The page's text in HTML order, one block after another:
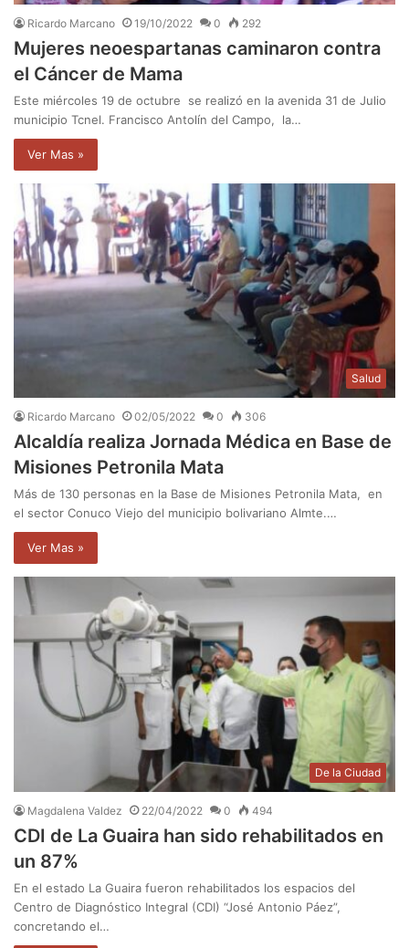
Ricardo Marcano 19/10/2022 0 292
Mujeres neoespartanas caminaron contra
el Cáncer de Mama
Este miércoles 19 de octubre se realizó en la avenida 31 de Julio
municipio Tcnel. Francisco Antolín del Campo, la…
Ver Mas »
Salud
Ricardo Marcano 02/05/2022 0 306
Alcaldía realiza Jornada Médica en Base de
Misiones Petronila Mata
Más de 130 personas en la Base de Misiones Petronila Mata, en
el sector Conuco Viejo del municipio bolivariano Almte.…
Ver Mas »
De la Ciudad
Magdalena Valdez 22/04/2022 0 494
CDI de La Guaira han sido rehabilitados en
un 87%
En el estado La Guaira fueron rehabilitados los espacios del
Centro de Diagnóstico Integral (CDI) “José Antonio Páez”,
concretando el…